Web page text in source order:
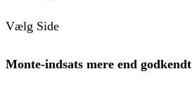
Vælg Side
Monte-indsats mere end godkendt